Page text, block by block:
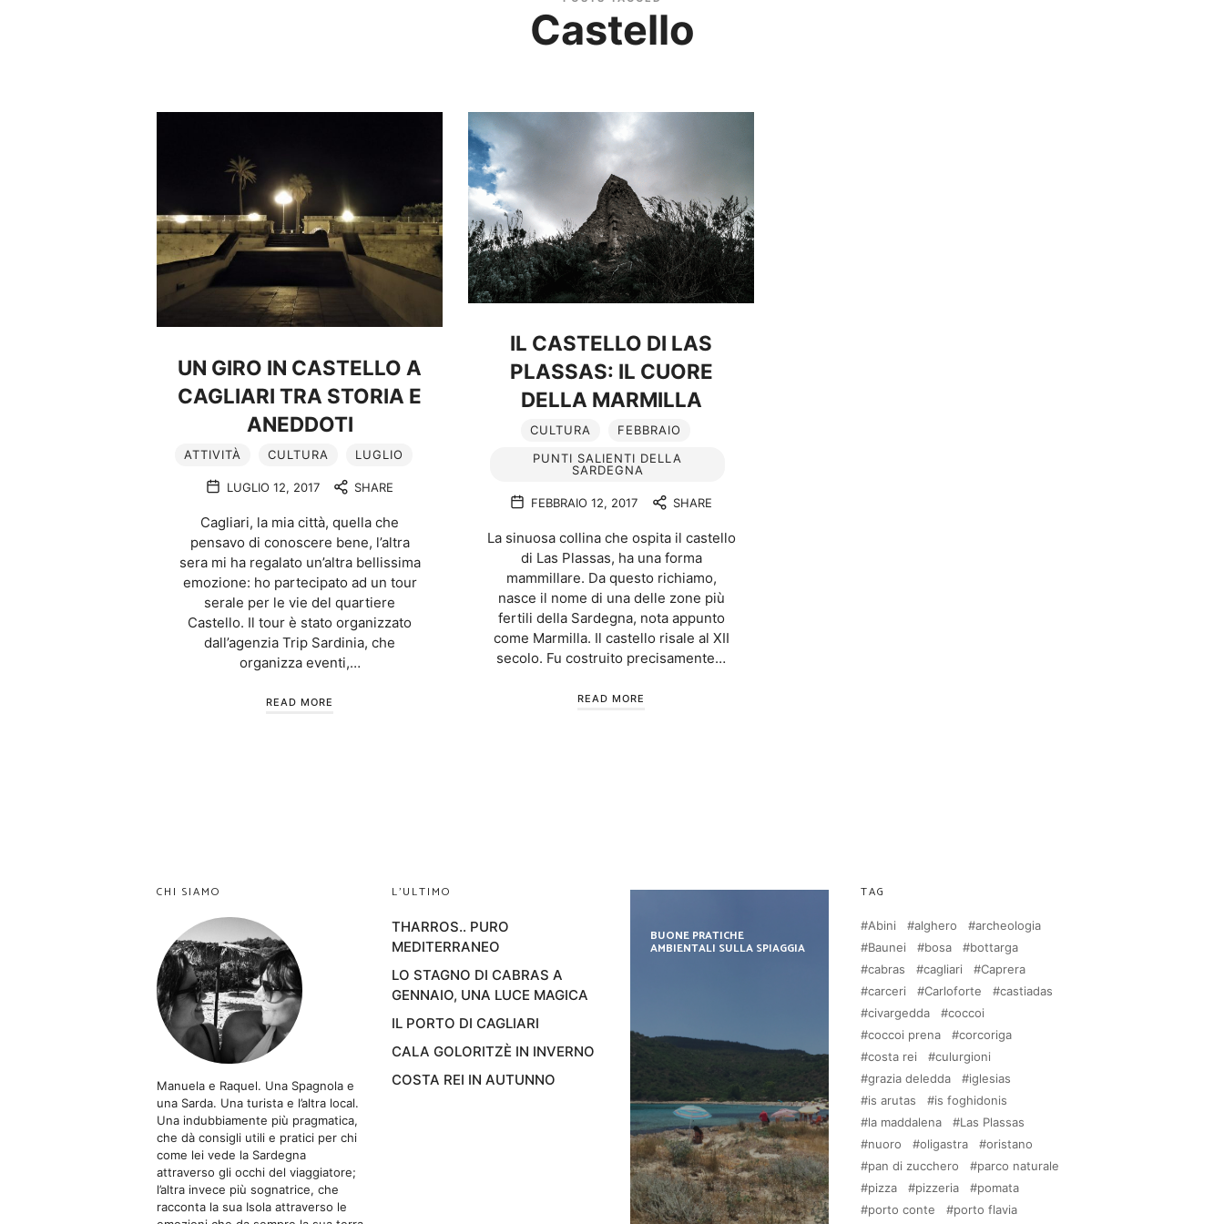
Castello
UN GIRO IN CASTELLO A
CAGLIARI TRA STORIA E
ANEDDOTI
ATTIVITÀ CULTURA LUGLIO
LUGLIO 12, 2017 SHARE
Cagliari, la mia città, quella che
pensavo di conoscere bene, l’altra
sera mi ha regalato un’altra bellissima
emozione: ho partecipato ad un tour
serale per le vie del quartiere
Castello. Il tour è stato organizzato
dall’agenzia Trip Sardinia, che
organizza eventi,…
READ MORE
IL CASTELLO DI LAS
PLASSAS: IL CUORE
DELLA MARMILLA
CULTURA
FEBBRAIO
PUNTI SALIENTI DELLA
SARDEGNA
FEBBRAIO 12, 2017 SHARE
La sinuosa collina che ospita il castello
di Las Plassas, ha una forma
mammillare. Da questo richiamo,
nasce il nome di una delle zone più
fertili della Sardegna, nota appunto
come Marmilla. Il castello risale al XII
secolo. Fu costruito precisamente…
READ MORE
CHI SIAMO
Manuela e Raquel. Una Spagnola e
una Sarda. Una turista e l’altra local.
Una indubbiamente più pragmatica,
che dà consigli utili e pratici per chi
come lei vede la Sardegna
attraverso gli occhi del viaggiatore;
l’altra invece più sognatrice, che
racconta la sua Isola attraverso le
L’ULTIMO
THARROS.. PURO
MEDITERRANEO
LO STAGNO DI CABRAS A
GENNAIO, UNA LUCE MAGICA
IL PORTO DI CAGLIARI
CALA GOLORITZÈ IN INVERNO
COSTA REI IN AUTUNNO
BUONE PRATICHE
AMBIENTALI SULLA SPIAGGIA
TAG
Abini alghero
archeologia
Baunei
bosa
bottarga
cabras
cagliari
Caprera
carceri
Carloforte
castiadas
civargedda
coccoi
coccoi prena
corcoriga
costa rei
culurgioni
grazia deledda
iglesias
is arutas
is foghidonis
la maddalena
Las Plassas
nuoro
oligastra
oristano
pan di zucchero
parco naturale
pizza
pizzeria
pomata
porto conte
porto flavia